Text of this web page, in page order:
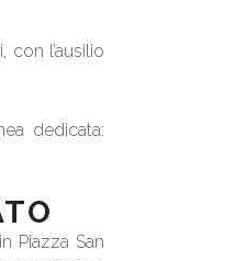
l’ausilio
dedicata:
Piazza San